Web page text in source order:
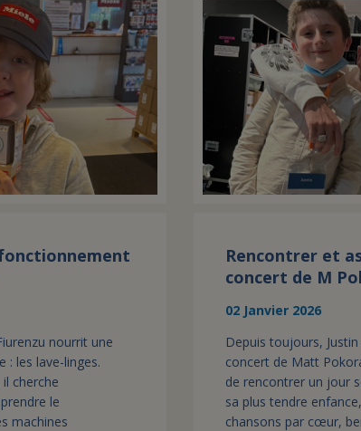
nourrit une
: les lave-linges.
il cherche
le
machines
Rencontrer et
concert de M
02 Janvier 2026
Depuis toujours,
concert de Matt
de rencontrer un jour
sa plus tendre
chansons par cœur,